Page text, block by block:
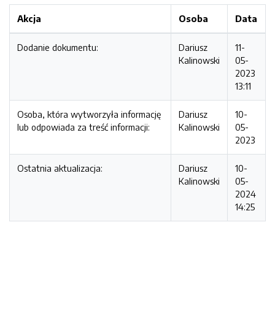
Akcja Osoba Data
Dodanie dokumentu:
Dariusz
Kalinowski
11-
05-
2023
13:11
Osoba, która wytworzyła informację
lub odpowiada za treść informacji:
Dariusz
Kalinowski
10-
05-
2023
Ostatnia aktualizacja:
Dariusz
Kalinowski
10-
05-
2024
14:25